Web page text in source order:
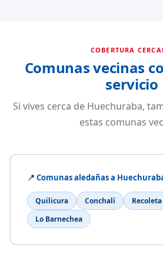
COBERTURA
Comunas vecinas
servicio
Si vives cerca de Huechuraba,
estas comunas
📍 Comunas aledañas a
Quilicura Conchalí Recoleta
Lo Barnechea